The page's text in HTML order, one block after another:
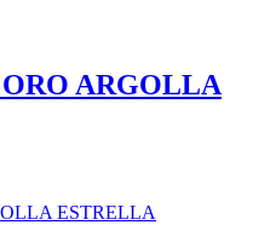
ARGOLLA
ESTRELLA